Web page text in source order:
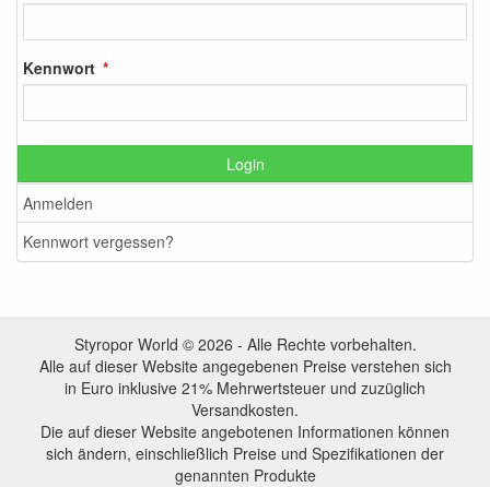
Kennwort
Login
Anmelden
Kennwort vergessen?
Styropor World © 2026 - Alle Rechte vorbehalten.
Alle auf dieser Website angegebenen Preise verstehen sich
in Euro inklusive 21% Mehrwertsteuer und zuzüglich
Versandkosten.
Die auf dieser Website angebotenen Informationen können
sich ändern, einschließlich Preise und Spezifikationen der
genannten Produkte